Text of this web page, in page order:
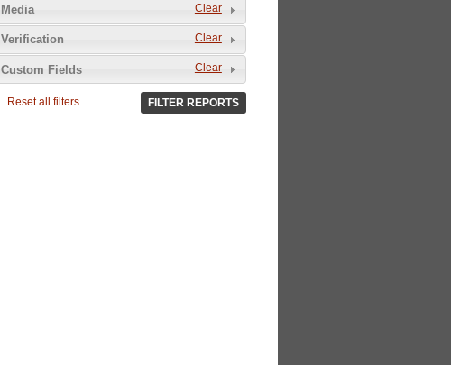
Clear
Media
Clear
Verification
Clear
Custom Fields
Reset all filters FILTER REPORTS